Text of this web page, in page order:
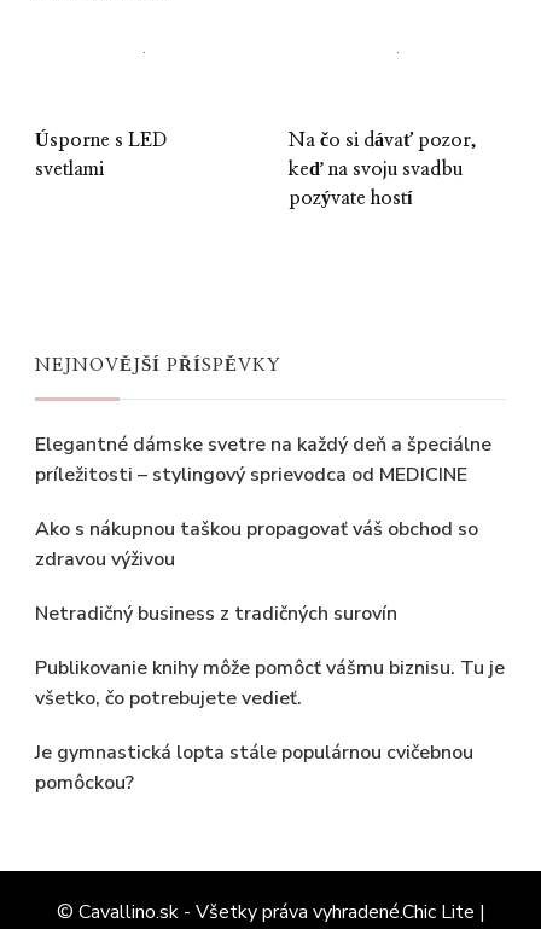
Úsporne s LED
svetlami
Na čo si dávať pozor,
keď na svoju svadbu
pozývate hostí
NEJNOVĚJŠÍ PŘÍSPĚVKY
Elegantné dámske svetre na každý deň a špeciálne
príležitosti – stylingový sprievodca od MEDICINE
Ako s nákupnou taškou propagovať váš obchod so
zdravou výživou
Netradičný business z tradičných surovín
Publikovanie knihy môže pomôcť vášmu biznisu. Tu je
všetko, čo potrebujete vedieť.
Je gymnastická lopta stále populárnou cvičebnou
pomôckou?
© Cavallino.sk - Všetky práva vyhradené.Chic Lite |